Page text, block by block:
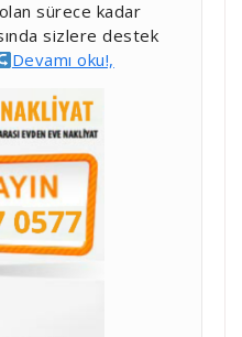
sürece kadar
sizlere destek
Devamı oku!,